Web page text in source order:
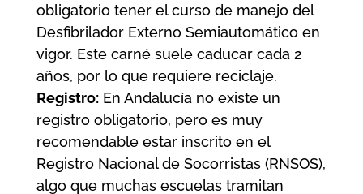
obligatorio tener el curso de manejo del
Desfibrilador Externo Semiautomático en
vigor. Este carné suele caducar cada 2
años, por lo que requiere reciclaje.
Registro:En Andalucía no existe un
registro obligatorio, pero es muy
recomendable estar inscrito en el
Registro Nacional de Socorristas (RNSOS),
algo que muchas escuelas tramitan